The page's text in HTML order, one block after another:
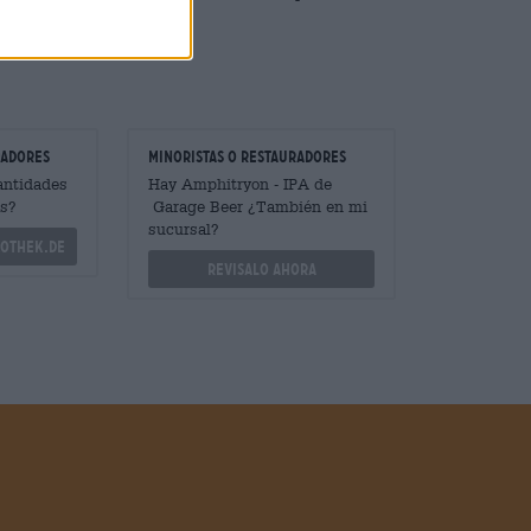
bebible.
minoristas o restauradores
Hay Amphitryon - IPA de
Garage Beer ¿También en mi
sucursal?
Revisalo ahora